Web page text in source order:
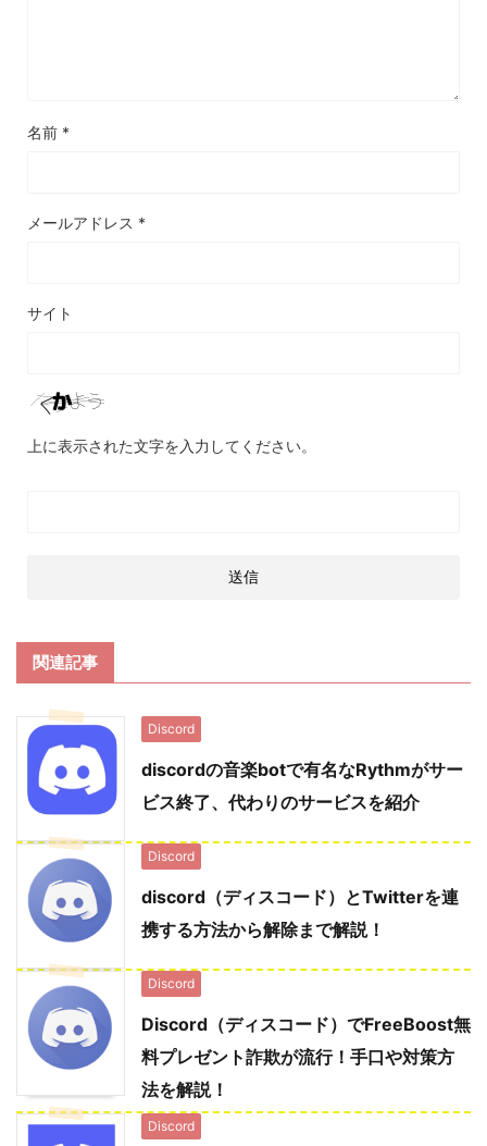
名前 *
メールアドレス *
サイト
上に表示された文字を入力してください。
関連記事
Discord
discordの音楽botで有名なRythmがサー
ビス終了、代わりのサービスを紹介
Discord
discord（ディスコード）とTwitterを連
携する方法から解除まで解説！
Discord
Discord（ディスコード）でFreeBoost無
料プレゼント詐欺が流行！手口や対策方
法を解説！
Discord